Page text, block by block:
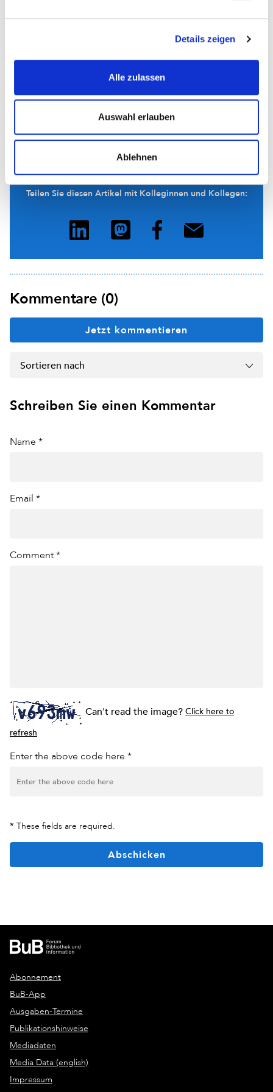
Details zeigen
Alle zulassen
Auswahl erlauben
Ablehnen
Briefe Jean Pauls. Zusammen mit den an der
Landesbibliothek Coburg in hoher Zahl vorhandenen
des Schriftstellers für Coburg.
Interessantes Thema?
Teilen Sie diesen Artikel mit Kolleginnen und Kollegen:
Kommentare (0)
Jetzt kommentieren
Sortieren nach
Schreiben Sie einen Kommentar
Name *
Email *
Comment *
Can't read the image?Click here to
refresh
Enter the above code here *
* These fields are required.
Abschicken
Abonnement
BuB-App
Ausgaben-Termine
Publikationshinweise
Mediadaten
Media Data (english)
Impressum